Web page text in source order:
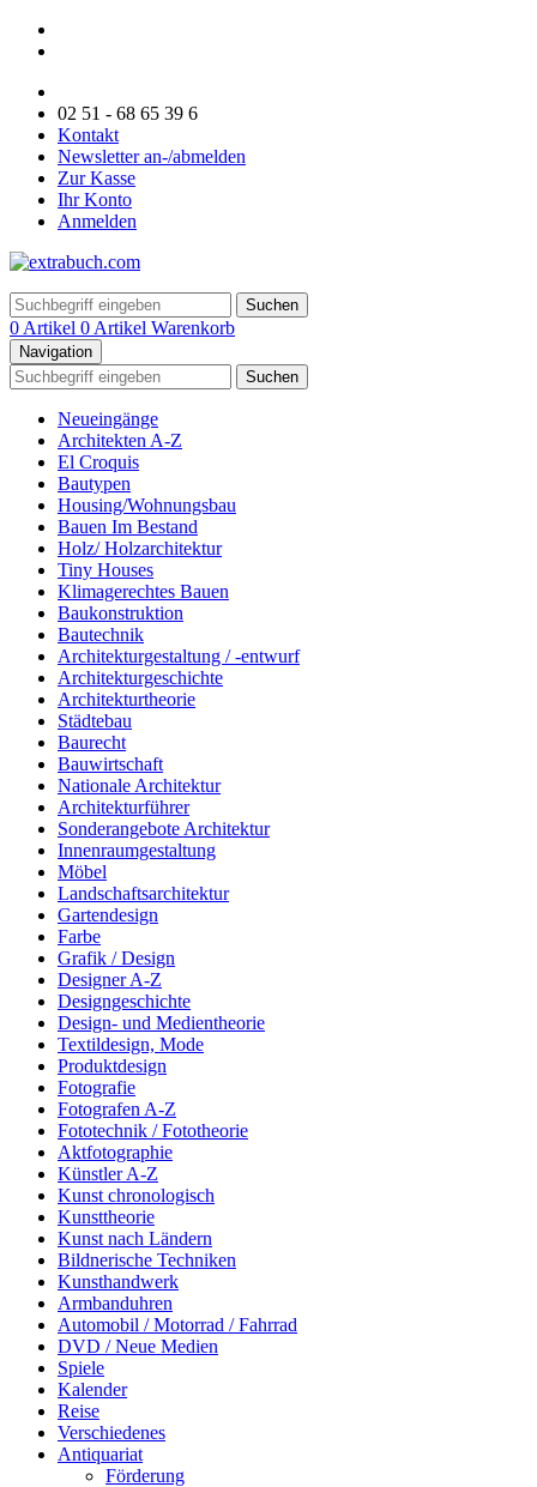
02 51 - 68 65 39 6
Kontakt
Newsletter an-/abmelden
Zur Kasse
Ihr Konto
Anmelden
Suchen
0 Artikel 0 Artikel Warenkorb
Navigation
Suchen
Neueingänge
Architekten A-Z
El Croquis
Bautypen
Housing/Wohnungsbau
Bauen Im Bestand
Holz/ Holzarchitektur
Tiny Houses
Klimagerechtes Bauen
Baukonstruktion
Bautechnik
Architekturgestaltung / -entwurf
Architekturgeschichte
Architekturtheorie
Städtebau
Baurecht
Bauwirtschaft
Nationale Architektur
Architekturführer
Sonderangebote Architektur
Innenraumgestaltung
Möbel
Landschaftsarchitektur
Gartendesign
Farbe
Grafik / Design
Designer A-Z
Designgeschichte
Design- und Medientheorie
Textildesign, Mode
Produktdesign
Fotografie
Fotografen A-Z
Fototechnik / Fototheorie
Aktfotographie
Künstler A-Z
Kunst chronologisch
Kunsttheorie
Kunst nach Ländern
Bildnerische Techniken
Kunsthandwerk
Armbanduhren
Automobil / Motorrad / Fahrrad
DVD / Neue Medien
Spiele
Kalender
Reise
Verschiedenes
Antiquariat
Förderung